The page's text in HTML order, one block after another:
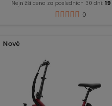
Nejnižší cena za posledních 30 dní:
0
Nové